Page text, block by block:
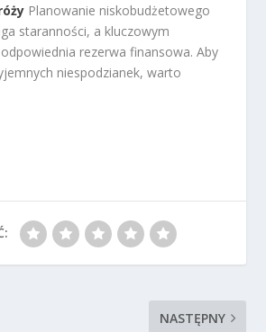
Planowanie niskobudżetowego
staranności, a kluczowym
rezerwa finansowa. Aby
niespodzianek, warto
NASTĘPNY